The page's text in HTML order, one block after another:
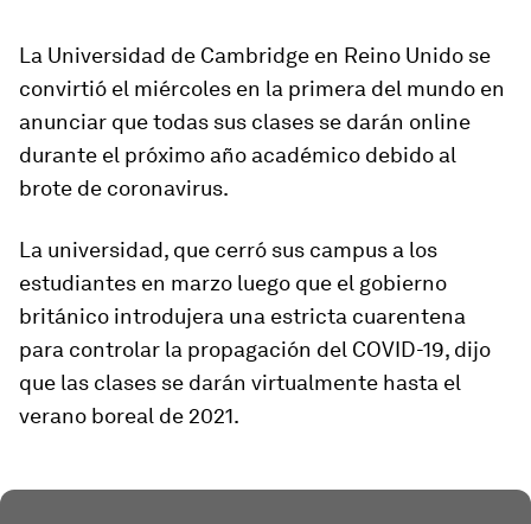
La Universidad de Cambridge en Reino Unido se
convirtió el miércoles en la primera del mundo en
anunciar que todas sus clases se darán online
durante el próximo año académico debido al
brote de coronavirus.
La universidad, que cerró sus campus a los
estudiantes en marzo luego que el gobierno
británico introdujera una estricta cuarentena
para controlar la propagación del COVID-19, dijo
que las clases se darán virtualmente hasta el
verano boreal de 2021.